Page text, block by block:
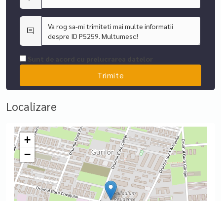
Localizare
+
−